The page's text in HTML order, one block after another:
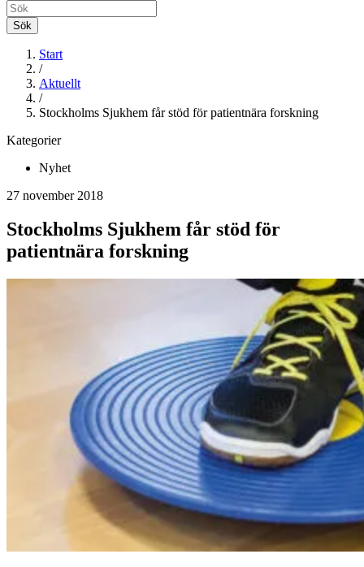
Sök
Start
/
Aktuellt
/
Stockholms Sjukhem får stöd för patientnära forskning
Kategorier
Nyhet
27 november 2018
Stockholms Sjukhem får stöd för
patientnära forskning